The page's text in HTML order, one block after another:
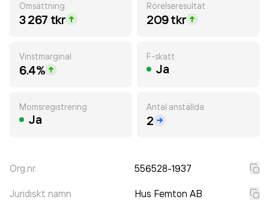
Omsättning
3 267 tkr
Rörelseresultat
209 tkr
Vinstmarginal
6.4%
F-skatt
Ja
Momsregistrering
Ja
Antal anställda
2
Org.nr. 556528-1937
Juridiskt namn Hus Femton AB